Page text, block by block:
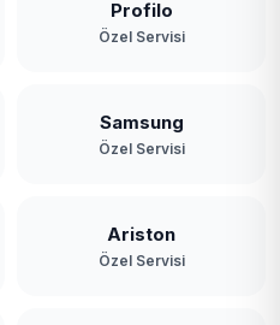
Profilo
Özel Servisi
Samsung
Özel Servisi
Ariston
Özel Servisi